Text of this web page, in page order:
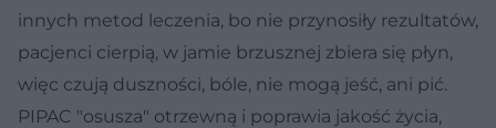
innych metod leczenia, bo nie przynosiły rezultatów,
pacjenci cierpią, w jamie brzusznej zbiera się płyn,
więc czują duszności, bóle, nie mogą jeść, ani pić.
PIPAC "osusza" otrzewną i poprawia jakość życia,